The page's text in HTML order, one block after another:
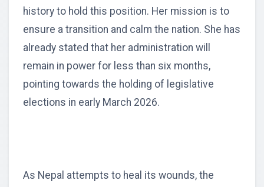
history to hold this position. Her mission is to
ensure a transition and calm the nation. She has
already stated that her administration will
remain in power for less than six months,
pointing towards the holding of legislative
elections in early March 2026.
As Nepal attempts to heal its wounds, the